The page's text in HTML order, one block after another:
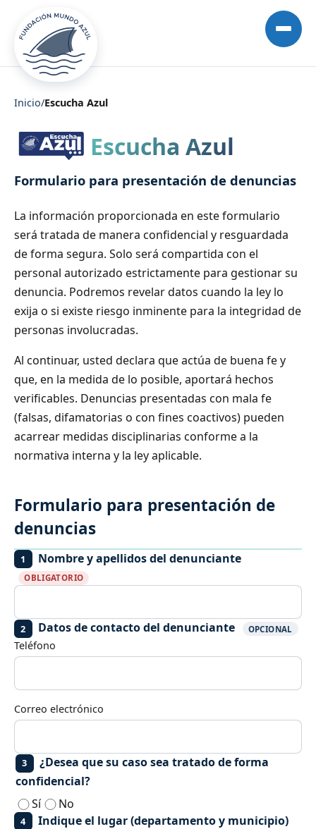
Inicio/Escucha Azul
Escucha Azul
Formulario para presentación de denuncias
La información proporcionada en este formulario
será tratada de manera confidencial y resguardada
de forma segura. Solo será compartida con el
personal autorizado estrictamente para gestionar su
denuncia. Podremos revelar datos cuando la ley lo
exija o si existe riesgo inminente para la integridad de
personas involucradas.
Al continuar, usted declara que actúa de buena fe y
que, en la medida de lo posible, aportará hechos
verificables. Denuncias presentadas con mala fe
(falsas, difamatorias o con fines coactivos) pueden
acarrear medidas disciplinarias conforme a la
normativa interna y la ley aplicable.
Formulario para presentación de
denuncias
1 Nombre y apellidos del denunciante
OBLIGATORIO
2 Datos de contacto del denunciante OPCIONAL
Teléfono
Correo electrónico
3
¿Desea que su caso sea tratado de forma
confidencial?
Sí
No
4
Indique el lugar (departamento y municipio)